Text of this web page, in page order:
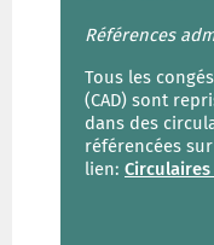
Références
Tous les
(CAD) sont
dans des
référencées
lien: